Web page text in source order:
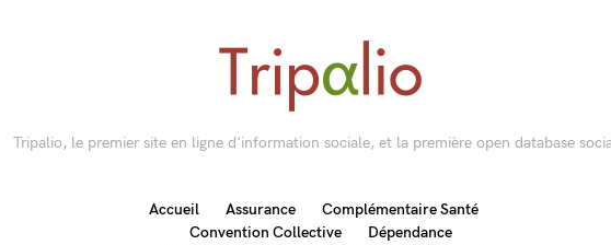
Tripalio, le premier site en ligne d'information sociale, et la première open database
Accueil Assurance
Complémentaire Santé
Convention Collective
Dépendance